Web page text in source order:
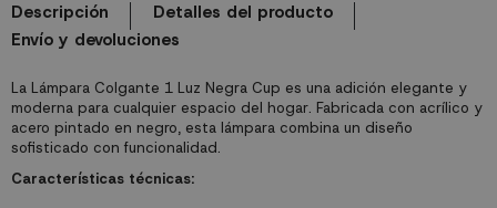
La Lámpara Colgante 1 Luz Negra Cup es una adición elegante y
moderna para cualquier espacio del hogar. Fabricada con acrílico y
acero pintado en negro, esta lámpara combina un diseño
sofisticado con funcionalidad.
Características técnicas:
Descripción
Detalles del producto
Envío y devoluciones